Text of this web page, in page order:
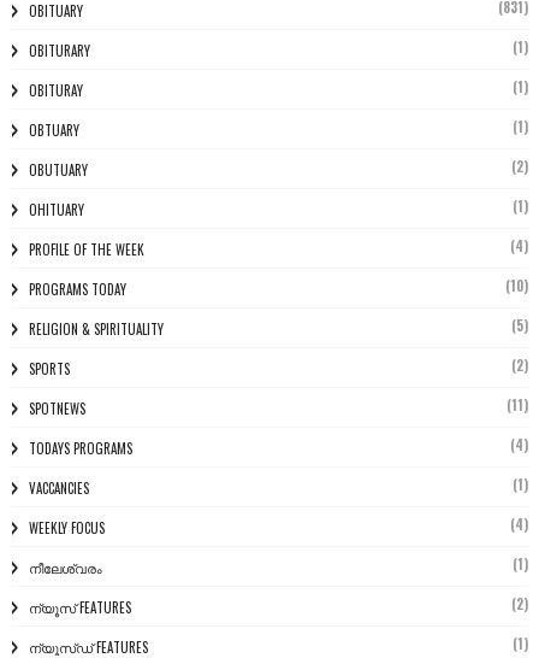
OBITUARY (831)
OBITURARY (1)
OBITURAY (1)
OBTUARY (1)
OBUTUARY (2)
OHITUARY (1)
PROFILE OF THE WEEK (4)
PROGRAMS TODAY (10)
RELIGION & SPIRITUALITY (5)
SPORTS (2)
SPOTNEWS (11)
TODAYS PROGRAMS (4)
VACCANCIES (1)
WEEKLY FOCUS (4)
നീലേശ്വരം (1)
ന്യൂസ് FEATURES (2)
ന്യൂസ്ഡ് FEATURES (1)